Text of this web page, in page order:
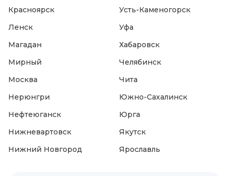
Красноярск
Ленск
Магадан
Мирный
Москва
Нерюнгри
Нефтеюганск
Нижневартовск
Нижний Новгород
Усть-Каменогорск
Уфа
Хабаровск
Челябинск
Чита
Южно-Сахалинск
Юрга
Якутск
Ярославль